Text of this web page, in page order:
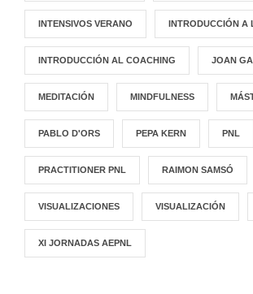
INTENSIVOS VERANO INTRODUCCIÓN A
INTRODUCCIÓN AL COACHING JOAN
MEDITACIÓN MINDFULNESS
PABLO D'ORS PEPA KERN PNL
PRACTITIONER PNL RAIMON SAMSÓ
VISUALIZACIONES VISUALIZACIÓN
XI JORNADAS AEPNL